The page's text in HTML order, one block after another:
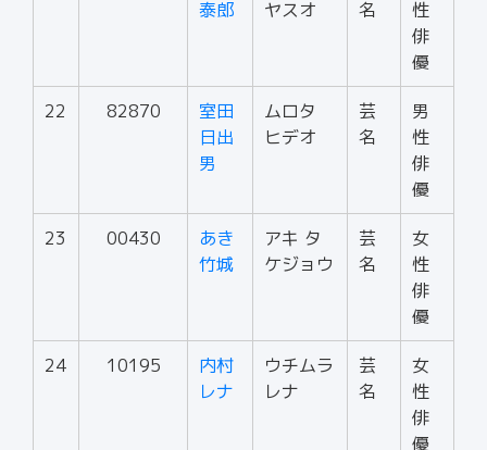
泰郎
ヤスオ
名
性
俳
優
22 82870
室田
日出
男
ムロタ
ヒデオ
芸
名
男
性
俳
優
23 00430
あき
竹城
アキ タ
ケジョウ
芸
名
女
性
俳
優
24 10195
内村
レナ
ウチムラ
レナ
芸
名
女
性
俳
優